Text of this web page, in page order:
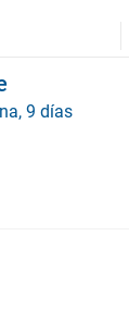
9 días